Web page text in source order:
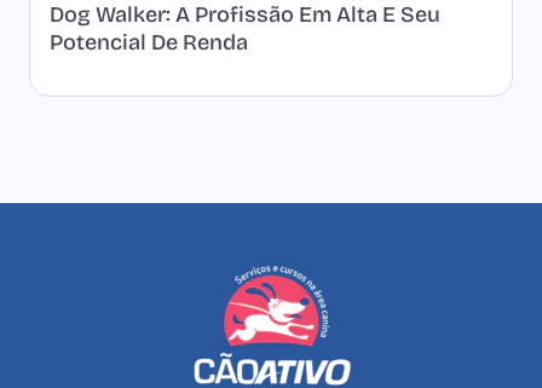
Dog Walker: A Profissão Em Alta E Seu
Potencial De Renda